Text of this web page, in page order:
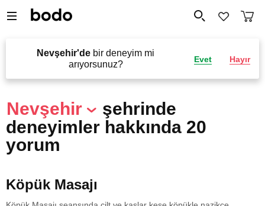
Nevşehir'de bir deneyim mi
arıyorsunuz?
Evet Hayır
Nevşehir
şehrinde
deneyimler hakkında 20
yorum
Köpük Masajı